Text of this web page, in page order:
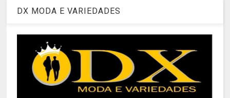
DX MODA E VARIEDADES